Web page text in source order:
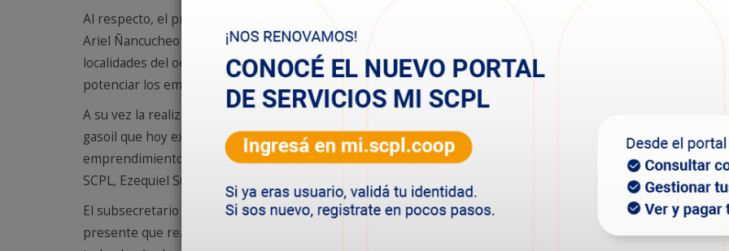
Al respecto, el presidente de la Federación Chubutense de Cooperativas de Servicios Públicos Ltda.,
Ariel Ñancucheo destacó la importancia social de la ejecución de esta línea que, “permitirá a las
localidades del oeste de la provincia tener energía constante y de un nivel alto. Asimismo, servirá para
potenciar los emprendimientos productivos de la zona y mejorar la calidad de vida de sus habitantes”.
A su vez la realización de esta línea, “posibilitará el levantamiento de la generación de energía aislada a
gasoil que hoy existe, mitigando el impacto ambiental, y abriendo el mercado para que
emprendimientos de energía eólica puedan proyectarse en la zona”, sostuvo el gerente General de la
SCPL, Ezequiel Suazo.
El subsecretario de Energía de Nación, Santiago Yanotti, valoró la importancia de tener un estado
presente que realice este tipo de inversiones para igualar las oportunidades de las comunidades en